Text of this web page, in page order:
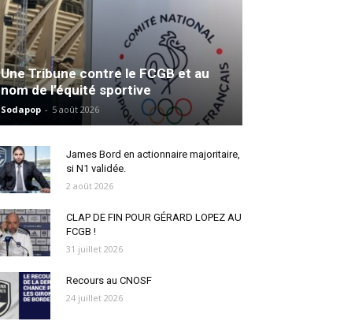
Une Tribune contre le FCGB et au
nom de l’équité sportive
Sodapop - 5 août 2026
James Bord en actionnaire majoritaire,
si N1 validée.
2 août 2026
CLAP DE FIN POUR GÉRARD LOPEZ AU
FCGB !
31 juillet 2026
Recours au CNOSF
24 juillet 2026